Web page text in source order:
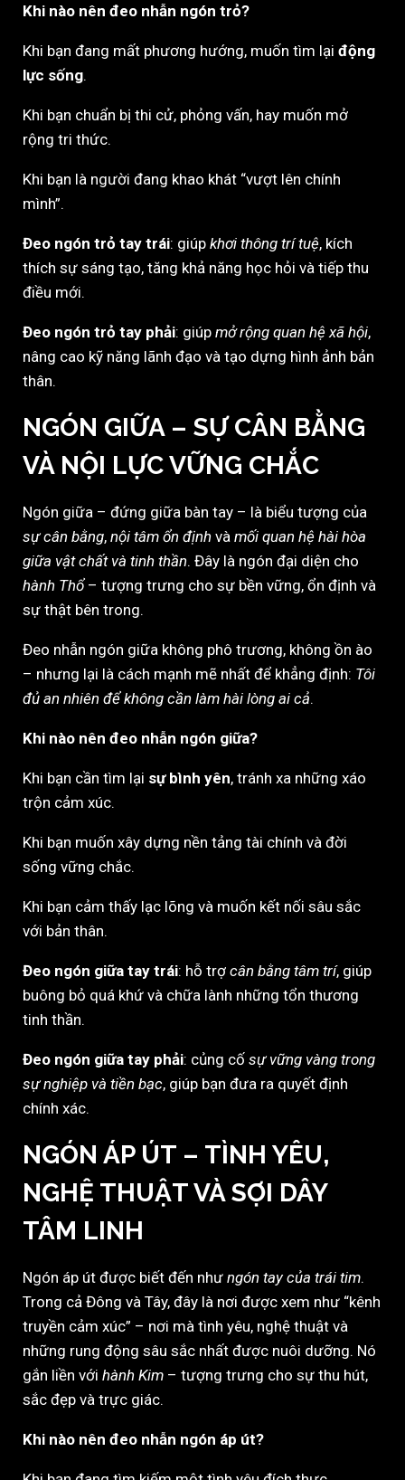
Khi nào nên đeo nhẫn ngón trỏ?
Khi bạn đang mất phương hướng, muốn tìm lại động
lực sống.
Khi bạn chuẩn bị thi cử, phỏng vấn, hay muốn mở
rộng tri thức.
Khi bạn là người đang khao khát “vượt lên chính
mình”.
Đeo ngón trỏ tay trái: giúp khơi thông trí tuệ, kích
thích sự sáng tạo, tăng khả năng học hỏi và tiếp thu
điều mới.
Đeo ngón trỏ tay phải: giúp mở rộng quan hệ xã hội,
nâng cao kỹ năng lãnh đạo và tạo dựng hình ảnh bản
thân.
NGÓN GIỮA – SỰ CÂN BẰNG
VÀ NỘI LỰC VỮNG CHẮC
Ngón giữa – đứng giữa bàn tay – là biểu tượng của
sự cân bằng, nội tâm ổn định và mối quan hệ hài hòa
giữa vật chất và tinh thần. Đây là ngón đại diện cho
hành Thổ– tượng trưng cho sự bền vững, ổn định và
sự thật bên trong.
Đeo nhẫn ngón giữa không phô trương, không ồn ào
– nhưng lại là cách mạnh mẽ nhất để khẳng định: Tôi
đủ an nhiên để không cần làm hài lòng ai cả.
Khi nào nên đeo nhẫn ngón giữa?
Khi bạn cần tìm lại sự bình yên, tránh xa những xáo
trộn cảm xúc.
Khi bạn muốn xây dựng nền tảng tài chính và đời
sống vững chắc.
Khi bạn cảm thấy lạc lõng và muốn kết nối sâu sắc
với bản thân.
Đeo ngón giữa tay trái: hỗ trợ cân bằng tâm trí, giúp
buông bỏ quá khứ và chữa lành những tổn thương
tinh thần.
Đeo ngón giữa tay phải: củng cố sự vững vàng trong
sự nghiệp và tiền bạc, giúp bạn đưa ra quyết định
chính xác.
NGÓN ÁP ÚT – TÌNH YÊU,
NGHỆ THUẬT VÀ SỢI DÂY
TÂM LINH
Ngón áp út được biết đến như ngón tay của trái tim.
Trong cả Đông và Tây, đây là nơi được xem như “kênh
truyền cảm xúc” – nơi mà tình yêu, nghệ thuật và
những rung động sâu sắc nhất được nuôi dưỡng. Nó
gắn liền với hành Kim – tượng trưng cho sự thu hút,
sắc đẹp và trực giác.
Khi nào nên đeo nhẫn ngón áp út?